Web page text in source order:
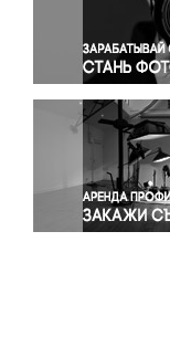
Религия
Светская
Спорт
Экология